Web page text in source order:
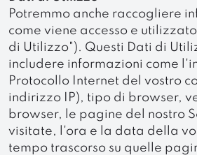
Potremmo anche raccogliere
come viene accesso e
di Utilizzo"). Questi Dati di
includere informazioni come
Protocollo Internet del vostro
indirizzo IP), tipo di browser,
browser, le pagine del nostro
visitate, l'ora e la data della
tempo trascorso su quelle